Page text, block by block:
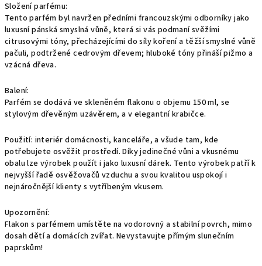
Složení parfému:
Tento parfém byl navržen předními francouzskými odborníky jako
luxusní pánská smyslná vůně, která si vás podmaní svěžími
citrusovými tóny, přecházejícími do síly koření a těžší smyslné vůně
pačuli, podtržené cedrovým dřevem; hluboké tóny přináší pižmo a
vzácná dřeva.
Balení:
Parfém se dodává ve skleněném flakonu o objemu 150 ml, se
stylovým dřevěným uzávěrem, a v elegantní krabičce.
Použití: interiér domácnosti, kanceláře, a všude tam, kde
potřebujete osvěžit prostředí. Díky jedinečné vůni a vkusnému
obalu lze výrobek použít i jako luxusní dárek. Tento výrobek patří k
nejvyšší řadě osvěžovačů vzduchu a svou kvalitou uspokojí i
nejnáročnější klienty s vytříbeným vkusem.
Upozornění:
Flakon s parfémem umístěte na vodorovný a stabilní povrch, mimo
dosah dětí a domácích zvířat. Nevystavujte přímým slunečním
paprskům!